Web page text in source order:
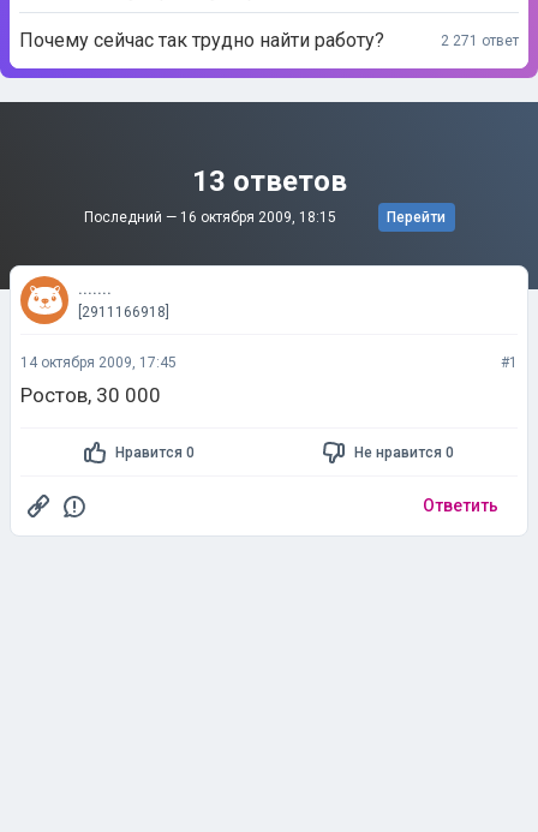
Почему сейчас так трудно найти работу? 2 271 ответ
13 ответов
Последний — 16 октября 2009, 18:15 Перейти
.......
[2911166918]
14 октября 2009, 17:45 #1
Ростов, 30 000
Нравится 0 Не нравится 0
Ответить